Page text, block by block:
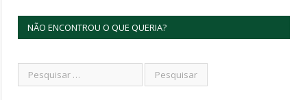
NÃO ENCONTROU O QUE QUERIA?